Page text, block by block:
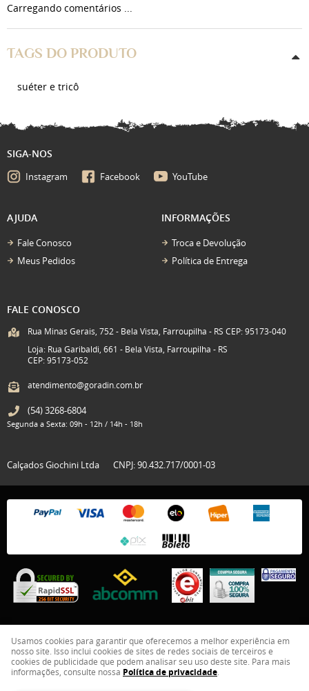
Carregando comentários ...
TAGS DO PRODUTO
suéter e tricô
SIGA-NOS
Instagram Facebook YouTube
AJUDA
Fale Conosco
Meus Pedidos
INFORMAÇÕES
Troca e Devolução
Política de Entrega
FALE CONOSCO
Rua Minas Gerais, 752 - Bela Vista, Farroupilha - RS CEP: 95173-040
Loja: Rua Garibaldi, 661 - Bela Vista, Farroupilha - RS
CEP: 95173-052
atendimento@goradin.com.br
(54)3268-6804
Segunda a Sexta: 09h - 12h / 14h - 18h
Calçados Giochini Ltda CNPJ: 90.432.717/0001-03
LOJA VIRTUAL CRIADA POR
Usamos cookies para garantir que oferecemos a melhor experiência em
nosso site. Isso inclui cookies de sites de redes sociais de terceiros e
cookies de publicidade que podem analisar seu uso deste site. Para mais
informações, consulte nossa Política de privacidade